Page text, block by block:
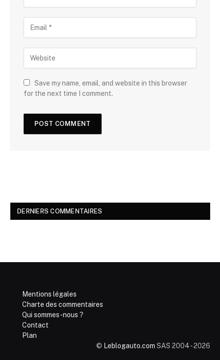
Save my name, email, and website in this browser
for the next time I comment.
DERNIERS COMMENTAIRES
Mentions légales
Charte des commentaires
Qui sommes-nous ?
Contact
Plan
© Leblogauto.com SAS 2004 - 2026